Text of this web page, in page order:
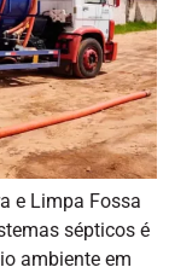
e Limpa Fossa
sépticos é
ambiente em